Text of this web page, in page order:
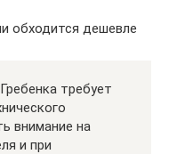
обходится дешевле
требует
внимание на
и при